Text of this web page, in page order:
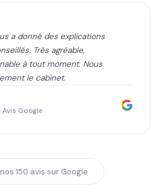
a donné des explications
Très agréable,
à tout moment. Nous
le cabinet.
Avis Google
150 avis sur Google